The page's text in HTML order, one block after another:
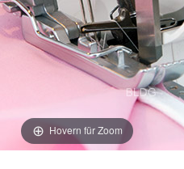
Hovern für Zoom